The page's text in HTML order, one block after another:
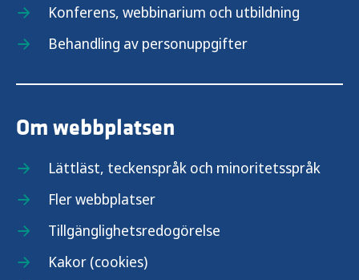
Konferens, webbinarium och utbildning
Behandling av personuppgifter
Om webbplatsen
Lättläst, teckenspråk och minoritetsspråk
Fler webbplatser
Tillgänglighetsredogörelse
Kakor (cookies)